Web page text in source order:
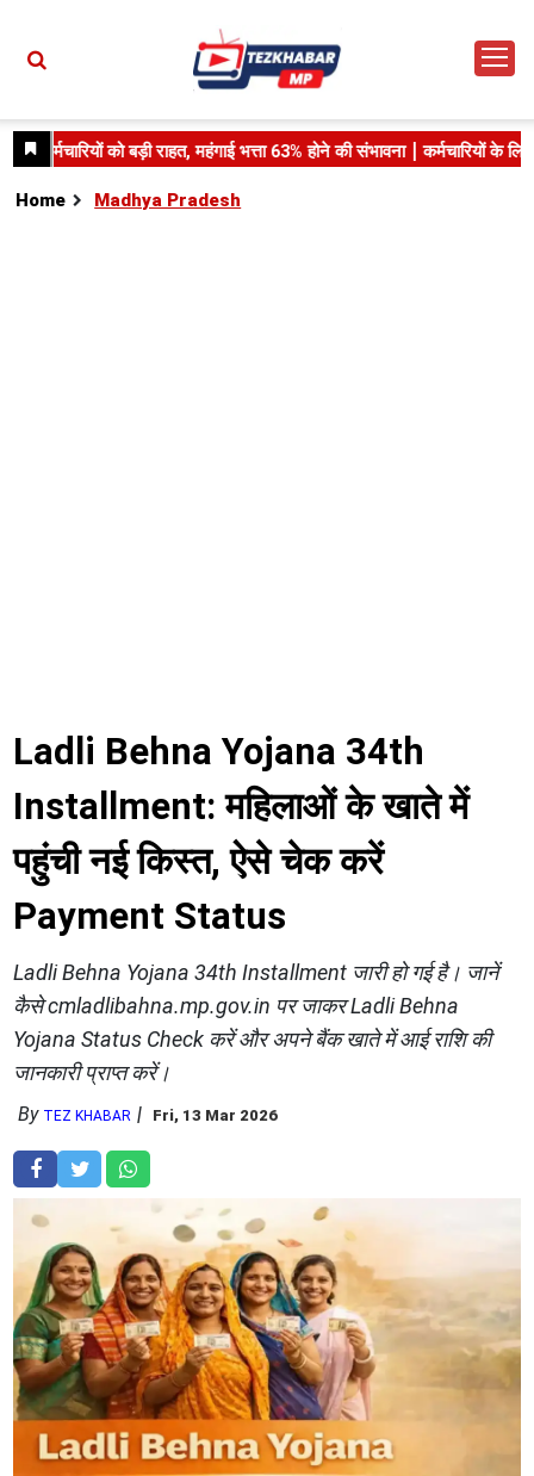
Home Madhya Pradesh
Ladli Behna Yojana 34th
Installment: महिलाओं के खाते में
पहुंची नई किस्त, ऐसे चेक करें
Payment Status
Ladli Behna Yojana 34th Installment जारी हो गई है। जानें
कैसे cmladlibahna.mp.gov.in पर जाकर Ladli Behna
Yojana Status Check करें और अपने बैंक खाते में आई राशि की
जानकारी प्राप्त करें।
By TEZ KHABAR Fri, 13 Mar 2026